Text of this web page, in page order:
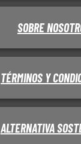
SOBRE
TÉRMINOS Y
ALTERNATIVA